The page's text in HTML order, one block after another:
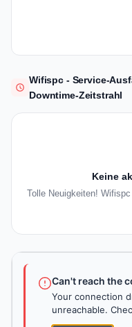
Wifispc - Service-
Downtime-Zeitstrahl
Keine
Tolle Neuigkeiten!
Can't reach the
Your connection
unreachable.